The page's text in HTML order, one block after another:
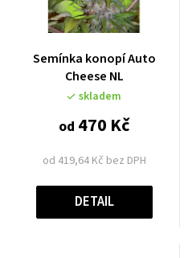
Semínka konopí Auto
Cheese NL
skladem
od 419,64 Kč bez DPH
od 470 Kč
DETAIL